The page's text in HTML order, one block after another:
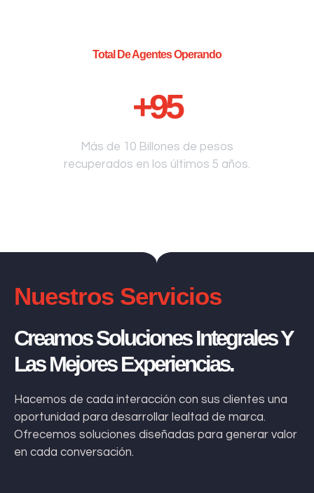
Total De Agentes Operando
+95
Más de 10 Billones de pesos
recuperados en los últimos 5 años.
Nuestros Servicios
Creamos Soluciones Integrales Y
Las Mejores Experiencias.
Hacemos de cada interacción con sus clientes una
oportunidad para desarrollar lealtad de marca.
Ofrecemos soluciones diseñadas para generar valor
en cada conversación.